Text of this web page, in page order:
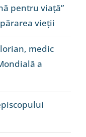
pentru viață”
vieții
medic
a